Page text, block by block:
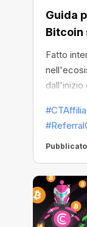
Guida
Bitcoin
Fatto
dall'inizio